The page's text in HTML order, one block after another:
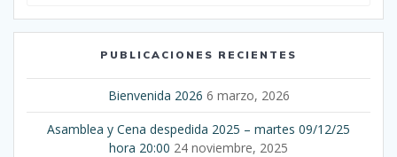
PUBLICACIONES RECIENTES
Bienvenida 2026 6 marzo, 2026
Asamblea y Cena despedida 2025 – martes 09/12/25
hora 20:00 24 noviembre, 2025